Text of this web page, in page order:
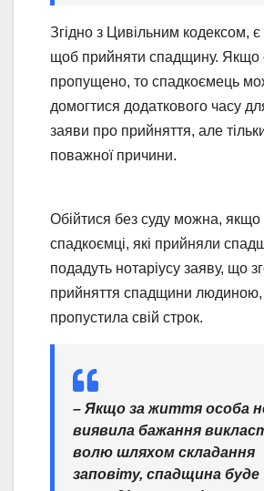
Згідно з Цивільним кодексом, є
щоб прийняти спадщину. Якщо
пропущено, то спадкоємець
домогтися додаткового часу
заяви про прийняття, але
поважної причини.
Обійтися без суду можна, якщо
спадкоємці, які прийняли
подадуть нотаріусу заяву, що
прийняття спадщини людиною,
пропустила свій строк.
– Якщо за життя особа
виявила бажання
волю шляхом складання
заповіту, спадщина буде